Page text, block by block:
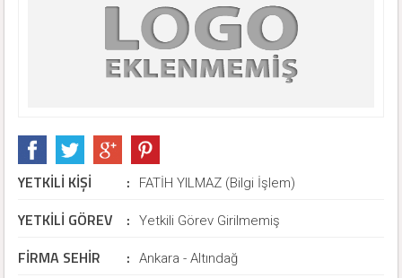
YETKİLİ KİŞİ : FATİH YILMAZ (Bilgi İşlem)
YETKİLİ GÖREV : Yetkili Görev Girilmemiş
FİRMA SEHİR : Ankara - Altındağ